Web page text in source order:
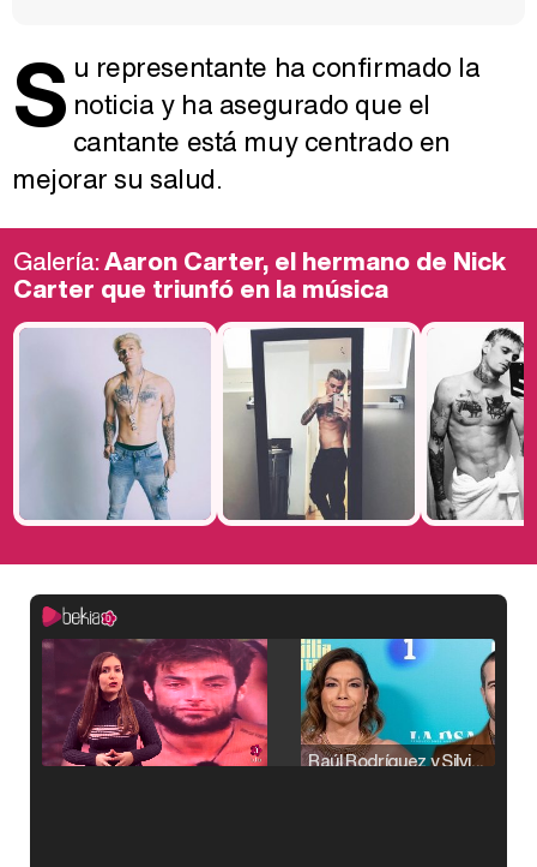
S u representante ha confirmado la
noticia y ha asegurado que el
cantante está muy centrado en
mejorar su salud.
Galería:Aaron Carter, el hermano de Nick
Carter que triunfó en la música
Raúl Rodríguez y Silvia Taulés nos cuentan su papel en 'La familia de la tele'